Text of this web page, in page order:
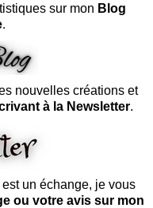
sur mon Blog
.
nouvelles créations et
à la Newsletter.
un échange, je vous
ou votre avis sur mon